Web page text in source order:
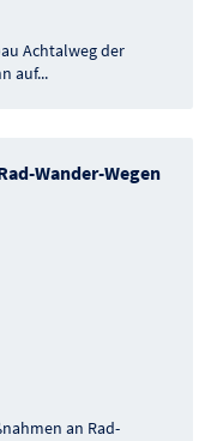
Achtalweg der
auf...
Wander-Wegen
an Rad-